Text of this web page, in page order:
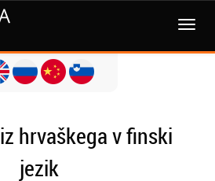
MENI
hrvaškega v finski
jezik